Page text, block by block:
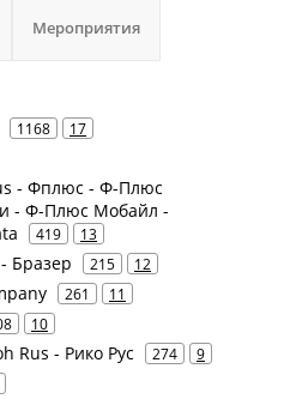
Мероприятия
1168 17
- Фплюс - Ф-Плюс
- Ф-Плюс Мобайл -
419 13
Бразер 215 12
261 11
10
Rus - Рико Рус 274 9